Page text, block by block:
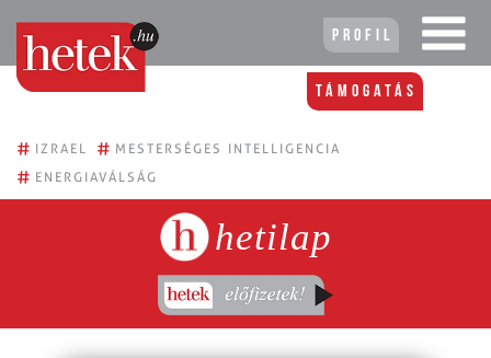
Profil
Támogatás
# IZRAEL # MESTERSÉGES INTELLIGENCIA
# ENERGIAVÁLSÁG
hetilap